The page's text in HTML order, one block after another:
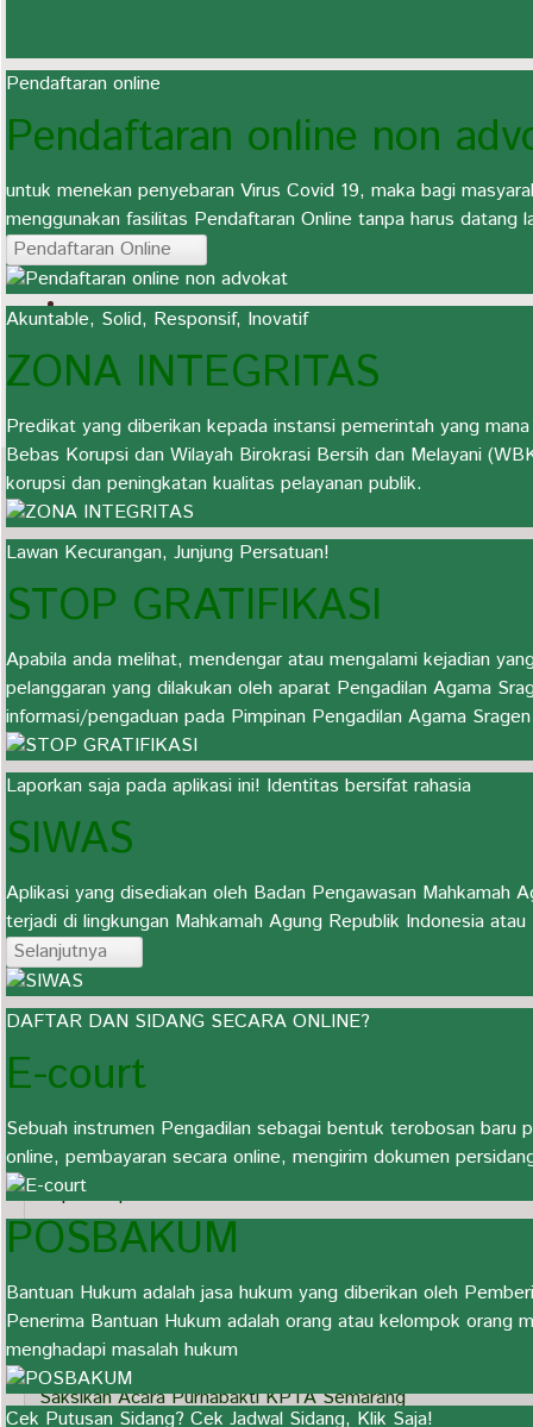
Pendaftaran online
Pendaftaran online non
untuk menekan penyebaran Virus Covid 19, maka bagi
menggunakan fasilitas Pendaftaran Online tanpa harus
Pendaftaran Online
Akuntable, Solid, Responsif, Inovatif
ZONA INTEGRITAS
Predikat yang diberikan kepada instansi pemerintah yang
Bebas Korupsi dan Wilayah Birokrasi Bersih dan Melayani
korupsi dan peningkatan kualitas pelayanan publik.
Lawan Kecurangan, Junjung Persatuan!
STOP GRATIFIKASI
Apabila anda melihat, mendengar atau mengalami kejadian
pelanggaran yang dilakukan oleh aparat Pengadilan Agama
informasi/pengaduan pada Pimpinan Pengadilan Agama
Laporkan saja pada aplikasi ini! Identitas bersifat rahasia
SIWAS
Aplikasi yang disediakan oleh Badan Pengawasan Mahkamah
terjadi di lingkungan Mahkamah Agung Republik Indonesia
Selanjutnya
DAFTAR DAN SIDANG SECARA ONLINE?
E-court
Sebuah instrumen Pengadilan sebagai bentuk terobosan baru
online, pembayaran secara online, mengirim dokumen
POSBAKUM
Bantuan Hukum adalah jasa hukum yang diberikan oleh
Penerima Bantuan Hukum adalah orang atau kelompok orang
menghadapi masalah hukum
Cek Putusan Sidang? Cek Jadwal Sidang, Klik Saja!
Inovatif :: Anda Memasuki Zona Integritas Wilayah Bebas
Tampilkan #
JUDUL
Meriahkan HUT RI ke-79 dan HUT MARI Tahun 2024
Rapat Koperasi
Upacara Hari Lahir Pancasila
Hadiri Pelantikan Wakil Ketua PA Sragen
Saksikan Acara Purnabakti KPTA Semarang